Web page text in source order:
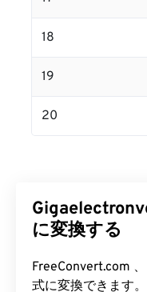
18
19
20
に変換する
FreeConvert.com
式に変換できます。